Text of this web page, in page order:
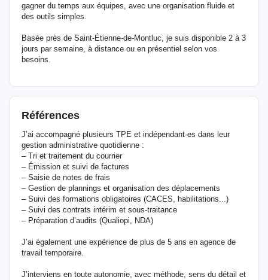
gagner du temps aux équipes, avec une organisation fluide et
des outils simples.
Basée près de Saint-Étienne-de-Montluc, je suis disponible 2 à 3
jours par semaine, à distance ou en présentiel selon vos
besoins.
Références
J’ai accompagné plusieurs TPE et indépendant·es dans leur
gestion administrative quotidienne :
– Tri et traitement du courrier
– Émission et suivi de factures
– Saisie de notes de frais
– Gestion de plannings et organisation des déplacements
– Suivi des formations obligatoires (CACES, habilitations...)
– Suivi des contrats intérim et sous-traitance
– Préparation d’audits (Qualiopi, NDA)
J’ai également une expérience de plus de 5 ans en agence de
travail temporaire.
J’interviens en toute autonomie, avec méthode, sens du détail et